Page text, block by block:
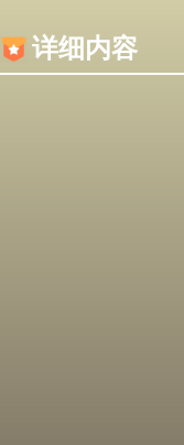
详细内容